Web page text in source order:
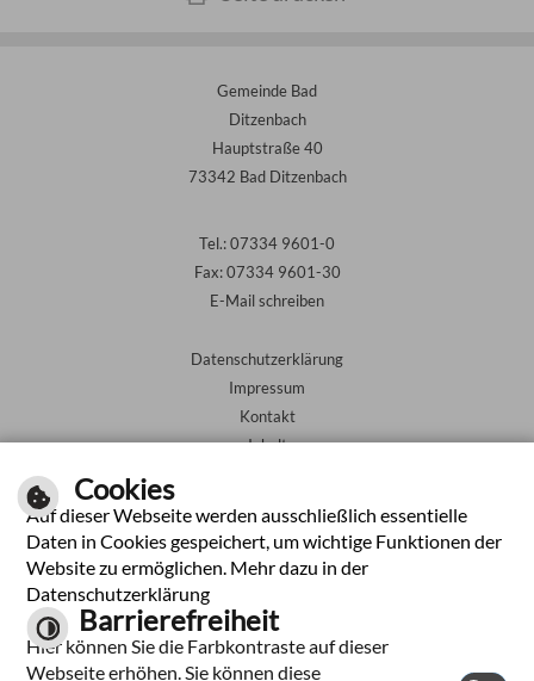
Gemeinde Bad
Ditzenbach
Hauptstraße 40
73342 Bad Ditzenbach
Tel.: 07334 9601-0
Fax: 07334 9601-30
E-Mail schreiben
Datenschutzerklärung
Impressum
Kontakt
Inhalt
Leichte Sprache
Gebärdensprache
Cookies
Auf dieser Webseite werden ausschließlich essentielle
Daten in Cookies gespeichert, um wichtige Funktionen der
Website zu ermöglichen. Mehr dazu in der
Datenschutzerklärung
Barrierefreiheit
Hier können Sie die Farbkontraste auf dieser
Webseite erhöhen. Sie können diese